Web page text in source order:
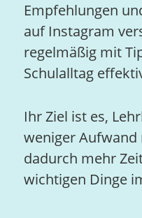
Empfehlungen
auf Instagram
regelmäßig mit
Schulalltag
Ihr Ziel ist es,
weniger
dadurch mehr
wichtigen Dinge